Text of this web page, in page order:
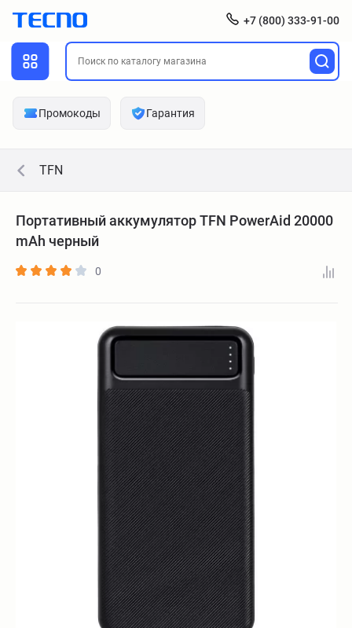
+7 (800) 333-91-00
Промокоды Гарантия
TFN
Портативный аккумулятор TFN PowerAid 20000
mAh черный
0